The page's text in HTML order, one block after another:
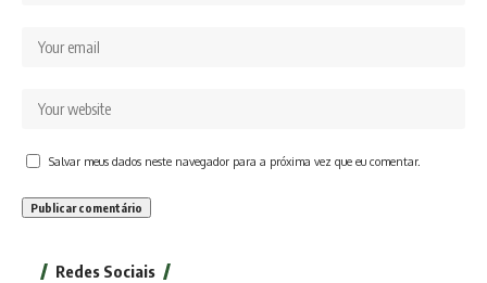
Salvar meus dados neste navegador para a próxima vez que eu comentar.
Redes Sociais